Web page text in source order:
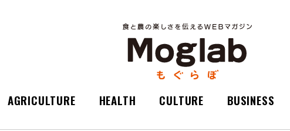
AGRICULTURE HEALTH CULTURE BUSINESS